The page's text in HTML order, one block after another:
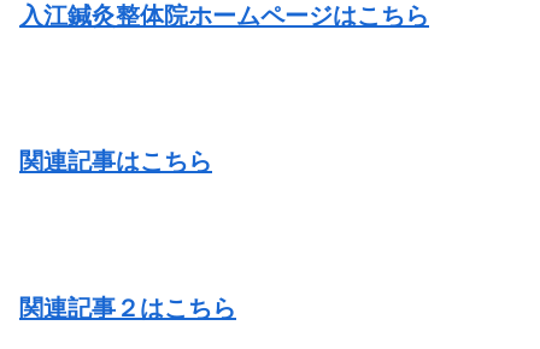
入江鍼灸整体院ホームページはこちら
関連記事はこちら
関連記事２はこちら